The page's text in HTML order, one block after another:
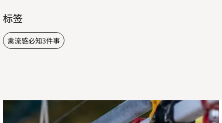
标签
禽流感必知3件事